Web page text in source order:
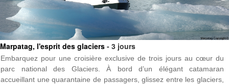
Marpatag, l'esprit des glaciers - 3 jours
Embarquez pour une croisière exclusive de trois jours au cœur du
parc national des Glaciers. À bord d’un élégant catamaran
accueillant une quarantaine de passagers, glissez entre les glaciers,